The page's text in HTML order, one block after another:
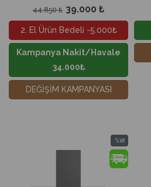
Bulaşık Makinesi
39.000 ₺
44.850 ₺
2. El Ürün Bedeli -5.000₺
Kampanya Nakit/Havale
34.000₺
DEĞİŞİM KAMPANYASI
%18
İndirim
%18İndirim